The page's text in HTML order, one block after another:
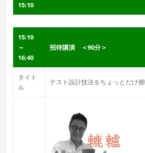
15:10
15:10
～
16:40
招待講演 ＜90分＞
タイト
ル
テスト設計技法をちょっとだけ